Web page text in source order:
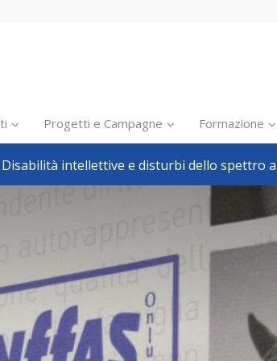
Inclusione scolastica
Inclusione lavorativa
Politiche sociali
Pillole
Formazione
Avvisi, bandi
Welfare locale
Progetti e Campagne Formazione
Disabilità intellettive e disturbi dello spettro